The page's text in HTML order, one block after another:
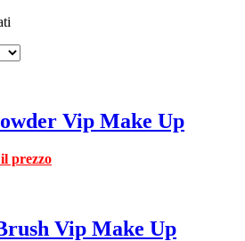
Vip Make Up
prezzo
Vip Make Up